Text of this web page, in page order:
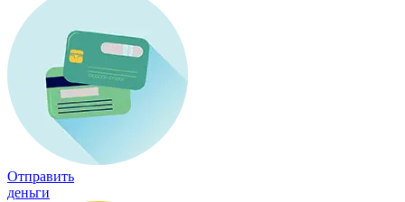
Отправить
деньги